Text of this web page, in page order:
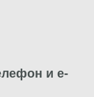
и e-